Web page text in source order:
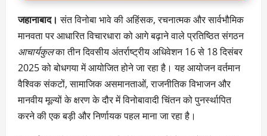
जहानाबाद। संत विनोबा भावे की अहिंसक, रचनात्मक और सार्वभौमिक
मानवता पर आधारित विचारधारा को आगे बढ़ाने वाले प्रतिष्ठित संगठन
आचार्यकुलका तीन दिवसीय अंतर्राष्ट्रीय अधिवेशन 16 से 18 दिसंबर
2025 को बोधगया में आयोजित होने जा रहा है। यह आयोजन वर्तमान
वैश्विक संकटों, सामाजिक असमानताओं, राजनीतिक विभाजन और
मानवीय मूल्यों के क्षरण के दौर में विनोबावादी चिंतन को पुनर्स्थापित
करने की एक बड़ी और निर्णायक पहल माना जा रहा है।